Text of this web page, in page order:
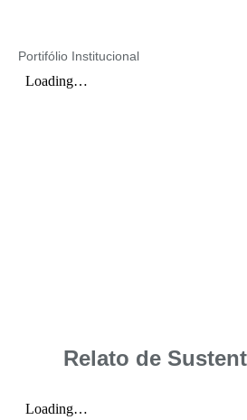
Portifólio Institucional
Relato de